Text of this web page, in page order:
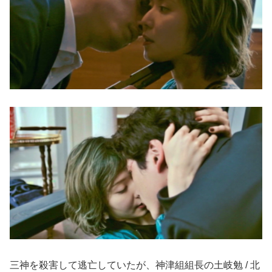
三神を殺害して逃亡していたが、神津組組長の土岐勉 / 北